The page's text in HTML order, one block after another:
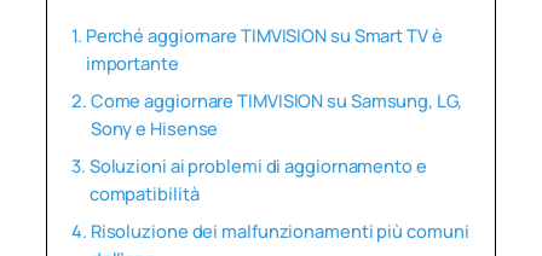
Perché aggiornare TIMVISION su Smart TV è
importante
Come aggiornare TIMVISION su Samsung, LG,
Sony e Hisense
Soluzioni ai problemi di aggiornamento e
compatibilità
Risoluzione dei malfunzionamenti più comuni